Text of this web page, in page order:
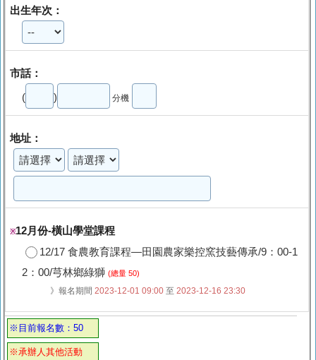
出生年次：
市話：
( ) 分機
地址：
※12月份-橫山學堂課程
12/17 食農教育課程—田園農家樂控窯技藝傳承/9：00-1
2：00/芎林鄉綠獅 (總量 50)
》報名期間 2023-12-01 09:00 至 2023-12-16 23:30
※目前報名數：50
※承辦人其他活動